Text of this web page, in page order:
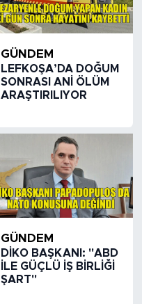
GÜNDEM
LEFKOŞA’DA DOĞUM
SONRASI ANİ ÖLÜM
ARAŞTIRILIYOR
GÜNDEM
DİKO BAŞKANI: "ABD
İLE GÜÇLÜ İŞ BİRLİĞİ
ŞART"